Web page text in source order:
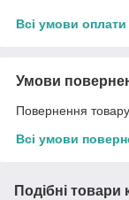
Всі умови оплати
Умови
Повернення
Всі умови
Подібні товари